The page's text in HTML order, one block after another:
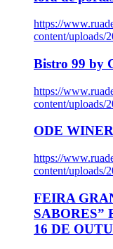
https://
content/uploads/
Bistro 99 by
https://
content/uploads/
ODE
https://
content/uploads/
FEIRA
SABORES”
16 DE